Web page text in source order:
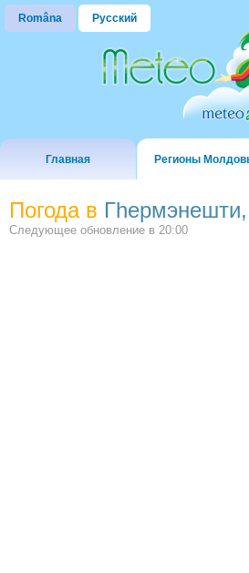
Româna Русский
Главная Регионы
Погода в
Следующее обновление в 20:00